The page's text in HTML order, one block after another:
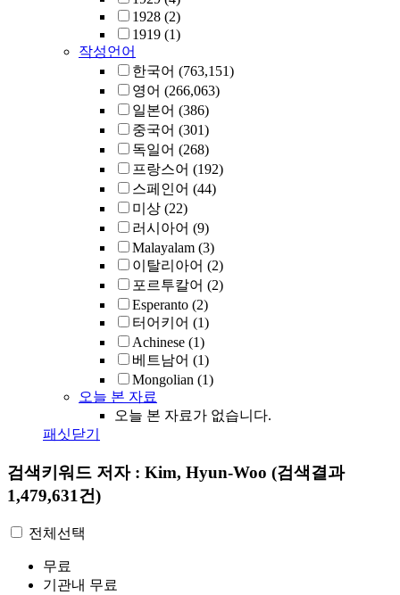
1928 (2)
1919 (1)
작성언어
한국어 (763,151)
영어 (266,063)
일본어 (386)
중국어 (301)
독일어 (268)
프랑스어 (192)
스페인어 (44)
미상 (22)
러시아어 (9)
Malayalam (3)
이탈리아어 (2)
포르투칼어 (2)
Esperanto (2)
터어키어 (1)
Achinese (1)
베트남어 (1)
Mongolian (1)
오늘 본 자료
오늘 본 자료가 없습니다.
패싯닫기
검색키워드 저자 : Kim, Hyun-Woo (검색결과
1,479,631건)
전체선택
무료
기관내 무료